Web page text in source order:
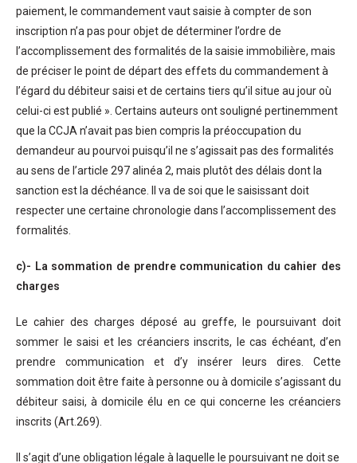
paiement, le commandement vaut saisie à compter de son
inscription n’a pas pour objet de déterminer l’ordre de
l’accomplissement des formalités de la saisie immobilière, mais
de préciser le point de départ des effets du commandement à
l’égard du débiteur saisi et de certains tiers qu’il situe au jour où
celui-ci est publié ». Certains auteurs ont souligné pertinemment
que la CCJA n’avait pas bien compris la préoccupation du
demandeur au pourvoi puisqu’il ne s’agissait pas des formalités
au sens de l’article 297 alinéa 2, mais plutôt des délais dont la
sanction est la déchéance. Il va de soi que le saisissant doit
respecter une certaine chronologie dans l’accomplissement des
formalités.
c)- La sommation de prendre communication du cahier des
charges
Le cahier des charges déposé au greffe, le poursuivant doit
sommer le saisi et les créanciers inscrits, le cas échéant, d’en
prendre communication et d’y insérer leurs dires. Cette
sommation doit être faite à personne ou à domicile s’agissant du
débiteur saisi, à domicile élu en ce qui concerne les créanciers
inscrits (Art.269).
Il s’agit d’une obligation légale à laquelle le poursuivant ne doit se